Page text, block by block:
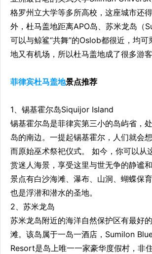
格罗州立大学等多所高校，这座城市还
外，杜马盖地距离APO岛、苏米龙岛（
可以与鲸鲨“共舞”的Oslob都很近，均可
地又有机场，所以杜马盖地成了很多游客
菲律宾杜马盖地景点推荐
1、锡基霍尔岛Siquijor Island
锡基霍尔岛是菲律宾第三小的岛屿省，
岛的南边。一提起锡基霍尔，人们就会
而原始巫术祭祀仪式。 如今，你可以从
赏迷人海景，享受这里与世无争的静谧
景点有白沙海滩、瀑布、山洞、蝴蝶保
也是浮潜和潜水的圣地。
2、苏米龙岛
苏米龙岛附近的海洋自然保护区有最好
滩。该岛属于一岛一酒店，Sumilon
Resort是岛上唯一一家豪华度假村，非